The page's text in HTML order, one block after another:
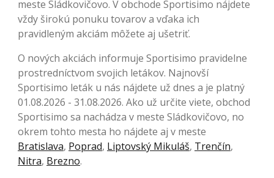
meste Sládkovičovo. V obchode Sportisimo nájdete
vždy širokú ponuku tovarov a vďaka ich
pravidleným akciám môžete aj ušetriť.
O nových akciách informuje Sportisimo pravidelne
prostredníctvom svojich letákov. Najnovší
Sportisimo leták u nás nájdete už dnes a je platný
01.08.2026 - 31.08.2026. Ako už určite viete, obchod
Sportisimo sa nachádza v meste Sládkovičovo, no
okrem tohto mesta ho nájdete aj v meste
Bratislava, Poprad, Liptovský Mikuláš, Trenčín,
Nitra, Brezno.